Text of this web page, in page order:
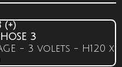
(+)
3
- 3 volets - H120 x